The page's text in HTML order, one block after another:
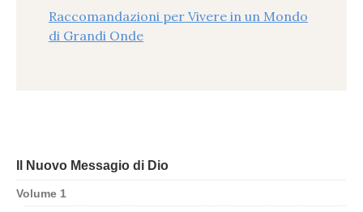
Raccomandazioni per Vivere in un Mondo
di Grandi Onde
Il Nuovo Messagio di Dio
Volume 1